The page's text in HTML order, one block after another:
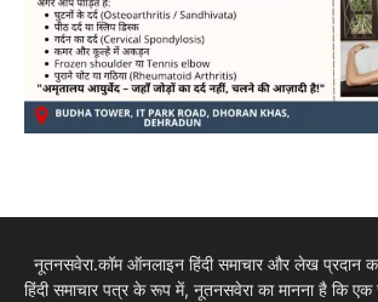
नूतनसवेरा.कॉम ऑनलाइन हिंदी समाचार और लेख प्रदान
हिंदी समाचार पत्र के रूप में, नूतनसवेरा का मानना है कि एक